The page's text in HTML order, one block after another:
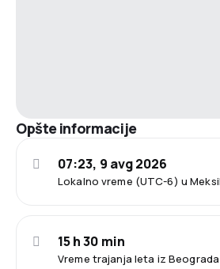
Opšte informacije
Lokalno vreme (UTC-6) u
07:23, 9 avg 2026
Vreme trajanja leta iz Beograda
15 h 30 min